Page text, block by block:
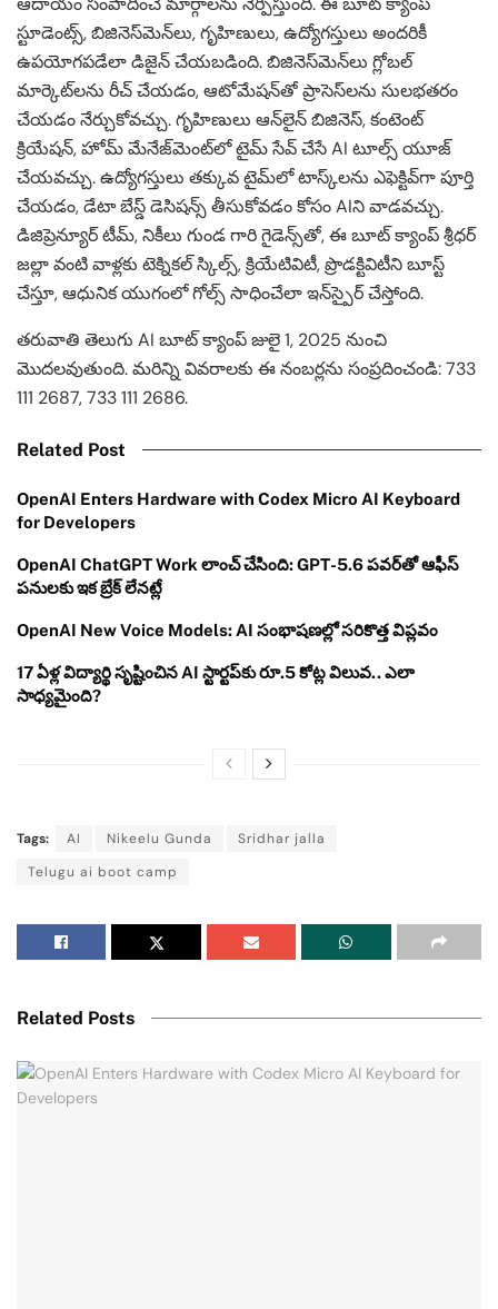
స్టూడెంట్స్, బిజినెస్‌మెన్‌లు, గృహిణులు, ఉద్యోగస్తులు అందరికీ
ఉపయోగపడేలా డిజైన్ చేయబడింది. బిజినెస్‌మెన్‌లు గ్లోబల్
మార్కెట్‌లను రీచ్ చేయడం, ఆటోమేషన్‌తో ప్రాసెస్‌లను సులభతరం
చేయడం నేర్చుకోవచ్చు. గృహిణులు ఆన్‌లైన్ బిజినెస్, కంటెంట్
క్రియేషన్, హోమ్ మేనేజ్‌మెంట్‌లో టైమ్ సేవ్ చేసే AI టూల్స్ యూజ్
చేయవచ్చు. ఉద్యోగస్తులు తక్కువ టైమ్‌లో టాస్క్‌లను ఎఫెక్టివ్‌గా పూర్తి
చేయడం, డేటా బేస్డ్ డెసిషన్స్ తీసుకోవడం కోసం AIని వాడవచ్చు.
డిజిప్రెన్యూర్ టీమ్, నికీలు గుండ గారి గైడెన్స్‌తో, ఈ బూట్ క్యాంప్ శ్రీధర్
జల్లా వంటి వాళ్లకు టెక్నికల్ స్కిల్స్, క్రియేటివిటీ, ప్రొడక్టివిటీని బూస్ట్
చేస్తూ, ఆధునిక యుగంలో గోల్స్ సాధించేలా ఇన్‌స్పైర్ చేస్తోంది.
తరువాతి తెలుగు AI బూట్ క్యాంప్ జులై 1, 2025 నుంచి
మొదలవుతుంది. మరిన్ని వివరాలకు ఈ నంబర్లను సంప్రదించండి: 733
111 2687, 733 111 2686.
Related Post
OpenAI Enters Hardware with Codex Micro AI Keyboard
for Developers
OpenAI ChatGPT Work లాంచ్ చేసింది: GPT-5.6 పవర్‌తో ఆఫీస్
పనులకు ఇక బ్రేక్ లేనట్లే
OpenAI New Voice Models: AI సంభాషణల్లో సరికొత్త విప్లవం
17 ఏళ్ల విద్యార్థి సృష్టించిన AI స్టార్టప్‌కు రూ.5 కోట్ల విలువ.. ఎలా
సాధ్యమైంది?
Tags: AI Nikeelu Gunda
Sridhar jalla
Telugu ai boot camp
Related Posts